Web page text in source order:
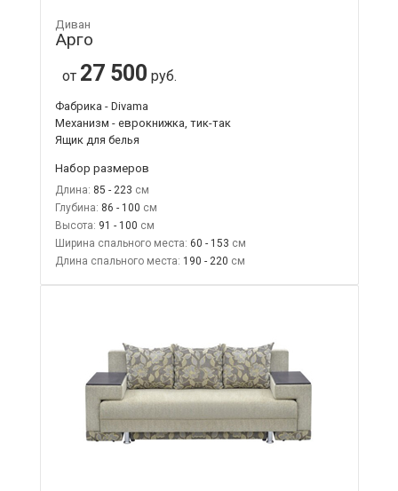
Диван
Арго
от 27 500 руб.
Фабрика - Divama
Механизм - еврокнижка, тик-так
Ящик для белья
Набор размеров
Длина: 85 - 223
Глубина: 86 - 100
Высота: 91 - 100
Ширина спального места: 60 - 153
Длина спального места: 190 - 220